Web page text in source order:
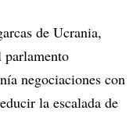
de Ucrania,
parlamento
negociaciones con
la escalada de